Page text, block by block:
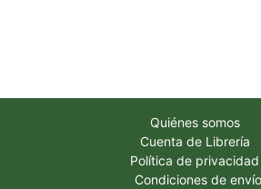
Quiénes somos
Cuenta de Librería
Política de privacidad
Condiciones de envío